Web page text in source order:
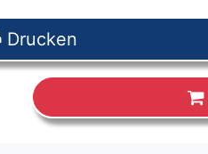
Drucken